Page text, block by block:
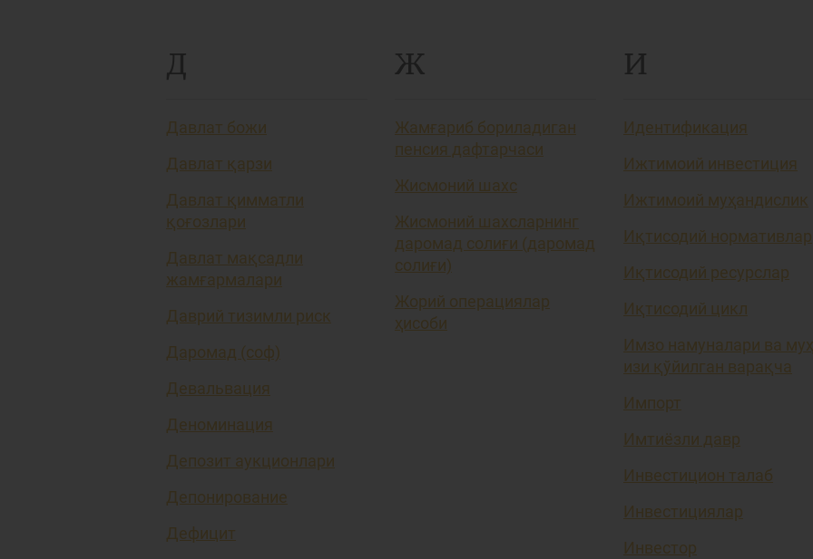
Д
Давлат божи
Давлат қарзи
Давлат қимматли
қоғозлари
Давлат мақсадли
жамғармалари
Даврий тизимли риск
Даромад (соф)
Девальвация
Деноминация
Депозит аукционлари
Депонирование
Дефицит
Ж
Жамғариб бориладиган
пенсия дафтарчаси
Жисмоний шахс
Жисмоний шахсларнинг
даромад солиғи (даромад
солиғи)
Жорий операциялар
ҳисоби
И
Идентификация
Ижтимоий инвестиция
Ижтимоий муҳандислик
Иқтисодий нормативлар
Иқтисодий ресурслар
Иқтисодий цикл
Имзо намуналари ва
изи қўйилган варақча
Импорт
Имтиёзли давр
Инвестицион талаб
Инвестициялар
Инвестор